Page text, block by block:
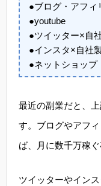
●ブログ・アフィ
●youtube
●ツイッター×自
●インスタ×自社
●ネットショップ
最近の副業だと、
す。ブログやアフ
ば、月に数千万稼ぐ
ツイッターやイン